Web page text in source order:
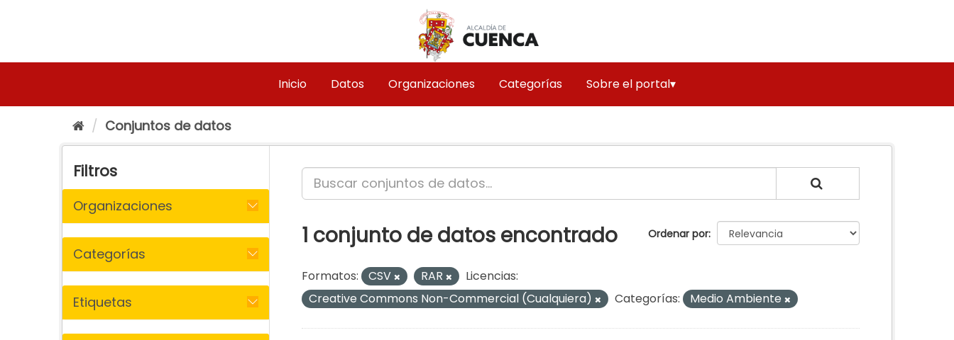
Inicio Datos Organizaciones Categorías Sobre el portal▾
Conjuntos de datos
Filtros
Organizaciones
Categorías
Etiquetas
Ordenar por
1 conjunto de datos encontrado
Formatos: CSV RAR
Licencias:
Creative Commons Non-Commercial (Cualquiera)
Categorías: Medio Ambiente